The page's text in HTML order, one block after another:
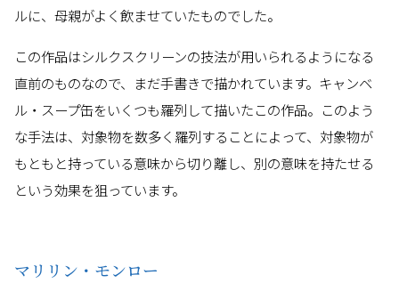
ルに、母親がよく飲ませていたものでした。
この作品はシルクスクリーンの技法が用いられるようになる
直前のものなので、まだ手書きで描かれています。キャンベ
ル・スープ缶をいくつも羅列して描いたこの作品。このよう
な手法は、対象物を数多く羅列することによって、対象物が
もともと持っている意味から切り離し、別の意味を持たせる
という効果を狙っています。
マリリン・モンロー